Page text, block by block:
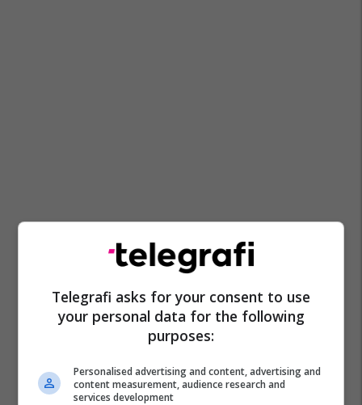
Telegrafi asks for your consent to use
your personal data for the following
purposes:
Personalised advertising and content, advertising and
content measurement, audience research and
services development